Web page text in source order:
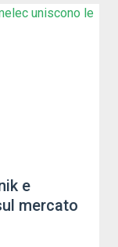
e
mercato